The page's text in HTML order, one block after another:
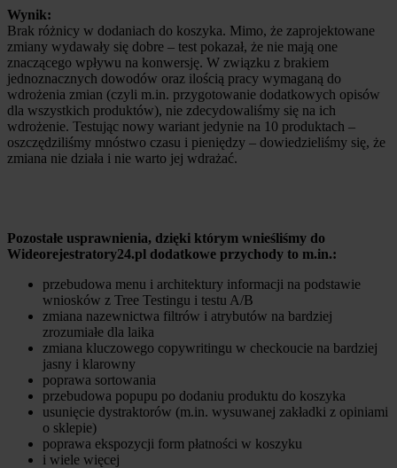
Wynik:
Brak różnicy w dodaniach do koszyka. Mimo, że zaprojektowane
zmiany wydawały się dobre – test pokazał, że nie mają one
znaczącego wpływu na konwersję. W związku z brakiem
jednoznacznych dowodów oraz ilością pracy wymaganą do
wdrożenia zmian (czyli m.in. przygotowanie dodatkowych opisów
dla wszystkich produktów), nie zdecydowaliśmy się na ich
wdrożenie. Testując nowy wariant jedynie na 10 produktach –
oszczędziliśmy mnóstwo czasu i pieniędzy – dowiedzieliśmy się, że
zmiana nie działa i nie warto jej wdrażać.
Pozostałe usprawnienia, dzięki którym wnieśliśmy do
Wideorejestratory24.pl dodatkowe przychody to m.in.:
przebudowa menu i architektury informacji na podstawie
wniosków z Tree Testingu i testu A/B
zmiana nazewnictwa filtrów i atrybutów na bardziej
zrozumiałe dla laika
zmiana kluczowego copywritingu w checkoucie na bardziej
jasny i klarowny
poprawa sortowania
przebudowa popupu po dodaniu produktu do koszyka
usunięcie dystraktorów (m.in. wysuwanej zakładki z opiniami
o sklepie)
poprawa ekspozycji form płatności w koszyku
i wiele więcej